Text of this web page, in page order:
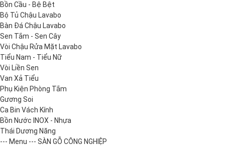
Bồn Cầu - Bệ Bệt
Bộ Tủ Chậu Lavabo
Bàn Đá Chậu Lavabo
Sen Tắm - Sen Cây
Vòi Chậu Rửa Mặt Lavabo
Tiểu Nam - Tiểu Nữ
Vòi Liền Sen
Van Xả Tiểu
Phụ Kiện Phòng Tắm
Gương Soi
Ca Bin Vách Kính
Bồn Nước INOX - Nhựa
Thái Dương Năng
--- Menu --- SÀN GỖ CÔNG NGHIỆP